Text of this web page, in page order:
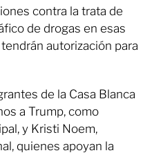
contra la trata de
de drogas en esas
autorización para
de la Casa Blanca
a Trump, como
y Kristi Noem,
quienes apoyan la